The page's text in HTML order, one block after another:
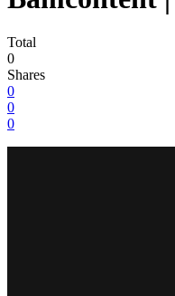
Total
0
Shares
0
0
0